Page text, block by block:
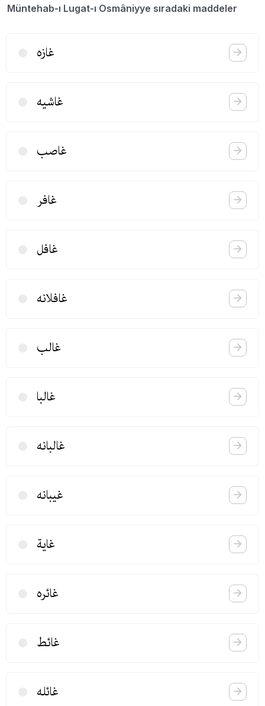
Müntehab-ı Lugat-ı Osmâniyye sıradaki maddeler
غازه
غاشیه
غاصب
غافر
غافل
غافلانه
غالب
غالبا
غالبانه
غیبانه
غایة
غائره
غائط
غائله